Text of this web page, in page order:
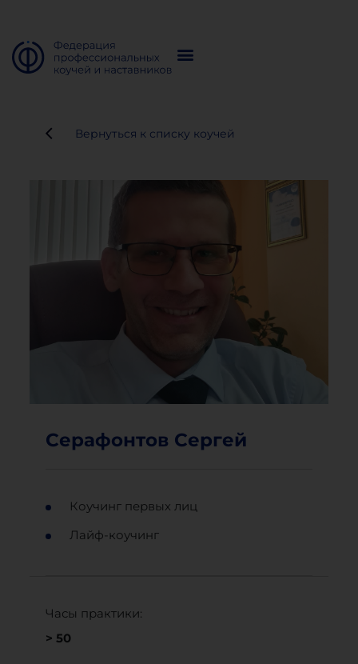
Вернуться к списку коучей
Серафонтов Сергей
Коучинг первых лиц
Лайф-коучинг
Часы практики:
> 50